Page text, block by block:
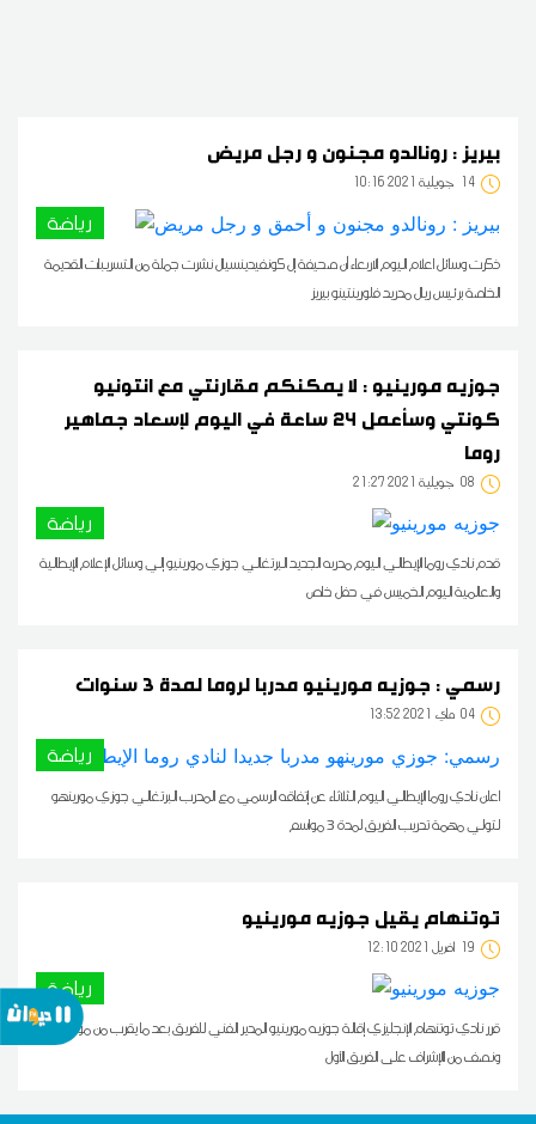
بيريز : رونالدو مجنون و رجل مريض
14 10:16 2021 جويلية
رياضة
ذكرت وسائل اعلام اليوم الاربعاء أن صحيفة إل كونفيدينسيال نشرت جملة من التسريبات القديمة
الخاصة برئيس ريال مدريد فلورينتينو بيريز
جوزيه مورينيو : لا يمكنكم مقارنتي مع انتونيو
كونتي وسأعمل 24 ساعة في اليوم لإسعاد جماهير
روما
08 21:27 2021 جويلية
رياضة
قدم نادي روما الإيطالي اليوم مدربه الجديد البرتغالي جوزي مورينيو إلي وسائل الإعلام الإيطالية
والعالمية اليوم الخميس في حفل خاص
رسمي : جوزيه مورينيو مدربا لروما لمدة 3 سنوات
04 13:52 2021 ماي
رياضة
اعلن نادي روما الإيطالي اليوم الثلاثاء عن إتفاقه الرسمي مع المدرب البرتغالي جوزي مورينهو
لتولي مهمة تدريب الفريق لمدة 3 مواسم
توتنهام يقيل جوزيه مورينيو
19 12:10 2021 أفريل
رياضة
قرر نادي توتنهام الإنجليزي إقالة جوزيه مورينيو المدير الفني للفريق بعد ما يقرب من موسم
ونصف من االإشراف على الفريق الأول